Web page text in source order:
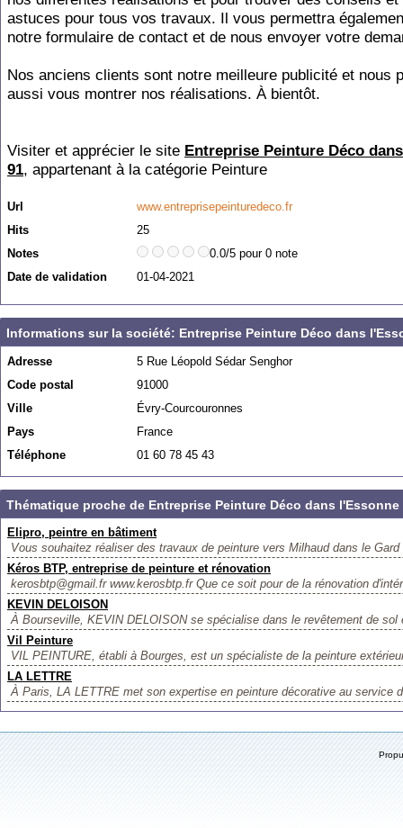
astuces pour tous vos travaux. Il vous permettra
notre formulaire de contact et de nous envoyer votre
Nos anciens clients sont notre meilleure publicité et nous
aussi vous montrer nos réalisations. À bientôt.
Visiter et apprécier le site Entreprise Peinture Déco
91, appartenant à la catégorie Peinture
Url
www.entreprisepeinturedeco.fr
Hits
25
Notes
0.0/5 pour 0 note
Date de validation
01-04-2021
Informations sur la société: Entreprise Peinture Déco dans
Adresse
5 Rue Léopold Sédar Senghor
Code postal
91000
Ville
Évry-Courcouronnes
Pays
France
Téléphone
01 60 78 45 43
Thématique proche de Entreprise Peinture Déco dans l'Essonne
Elipro, peintre en bâtiment
Vous souhaitez réaliser des travaux de peinture vers Milhaud dans le
Kéros BTP, entreprise de peinture et rénovation
kerosbtp@gmail.fr www.kerosbtp.fr Que ce soit pour de la rénovation
KEVIN DELOISON
À Bourseville, KEVIN DELOISON se spécialise dans le revêtement de sol
Vil Peinture
VIL PEINTURE, établi à Bourges, est un spécialiste de la peinture
LA LETTRE
À Paris, LA LETTRE met son expertise en peinture décorative au service